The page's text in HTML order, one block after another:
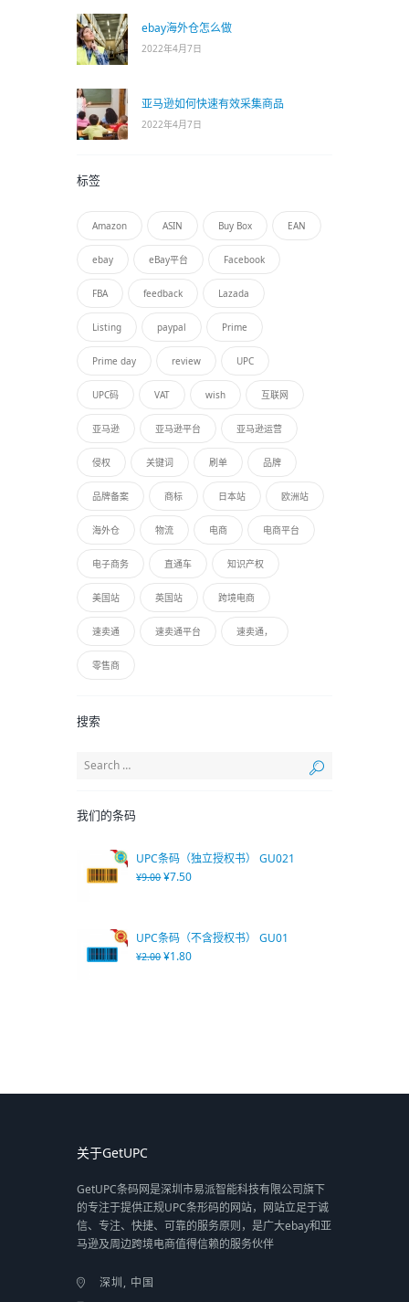
ebay海外仓怎么做
2022年4月7日
亚马逊如何快速有效采集商品
2022年4月7日
标签
Amazon ASIN Buy Box EAN
ebay eBay平台 Facebook
FBA feedback Lazada
Listing paypal Prime
Prime day review UPC
UPC码 VAT wish 互联网
亚马逊 亚马逊平台 亚马逊运营
侵权 关键词 刷单 品牌
品牌备案 商标 日本站 欧洲站
海外仓 物流 电商 电商平台
电子商务 直通车 知识产权
美国站 英国站 跨境电商
速卖通 速卖通平台 速卖通，
零售商
搜索
我们的条码
UPC条码（独立授权书） GU021
¥9.00 ¥7.50
UPC条码（不含授权书） GU01
¥2.00 ¥1.80
关于GetUPC
GetUPC条码网是深圳市易派智能科技有限公司旗下
的专注于提供正规UPC条形码的网站，网站立足于诚
信、专注、快捷、可靠的服务原则，是广大ebay和亚
马逊及周边跨境电商值得信赖的服务伙伴
深圳, 中国